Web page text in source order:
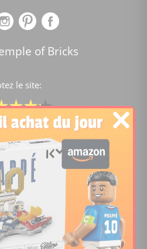
of Bricks
le site:
de prix Lego
-15451notes
LEGO et les configurations
commerciales du groupe
Templeofbricks.com est un
LEGO, il n'est pas sponsorisé ni
par LEGO.